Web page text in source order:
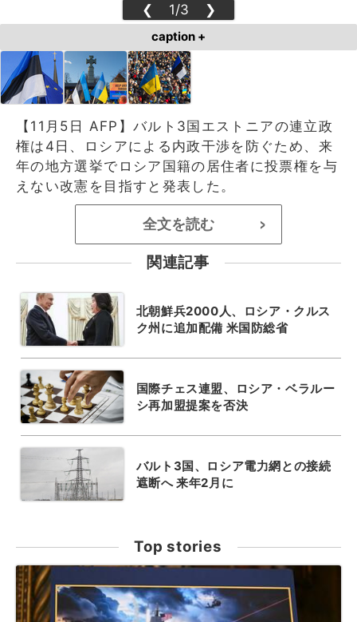
❮ 1/3 ❯
caption +
【11月5日 AFP】バルト3国エストニアの連立政
権は4日、ロシアによる内政干渉を防ぐため、来
年の地方選挙でロシア国籍の居住者に投票権を与
えない改憲を目指すと発表した。
全文を読む >
関連記事
北朝鮮兵2000人、ロシア・クルス
ク州に追加配備 米国防総省
国際チェス連盟、ロシア・ベラルー
シ再加盟提案を否決
バルト3国、ロシア電力網との接続
遮断へ 来年2月に
Top stories